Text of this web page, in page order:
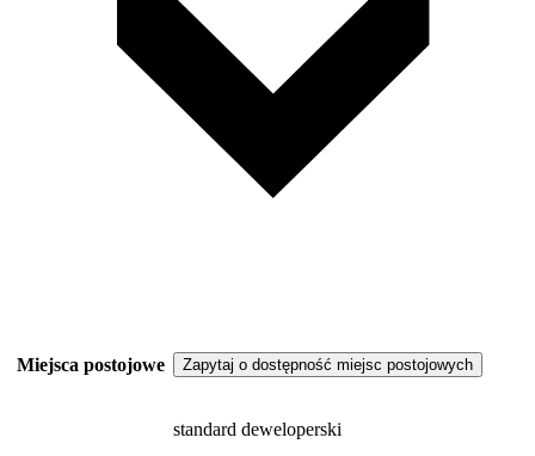
Miejsca postojowe Zapytaj o dostępność miejsc postojowych
standard deweloperski